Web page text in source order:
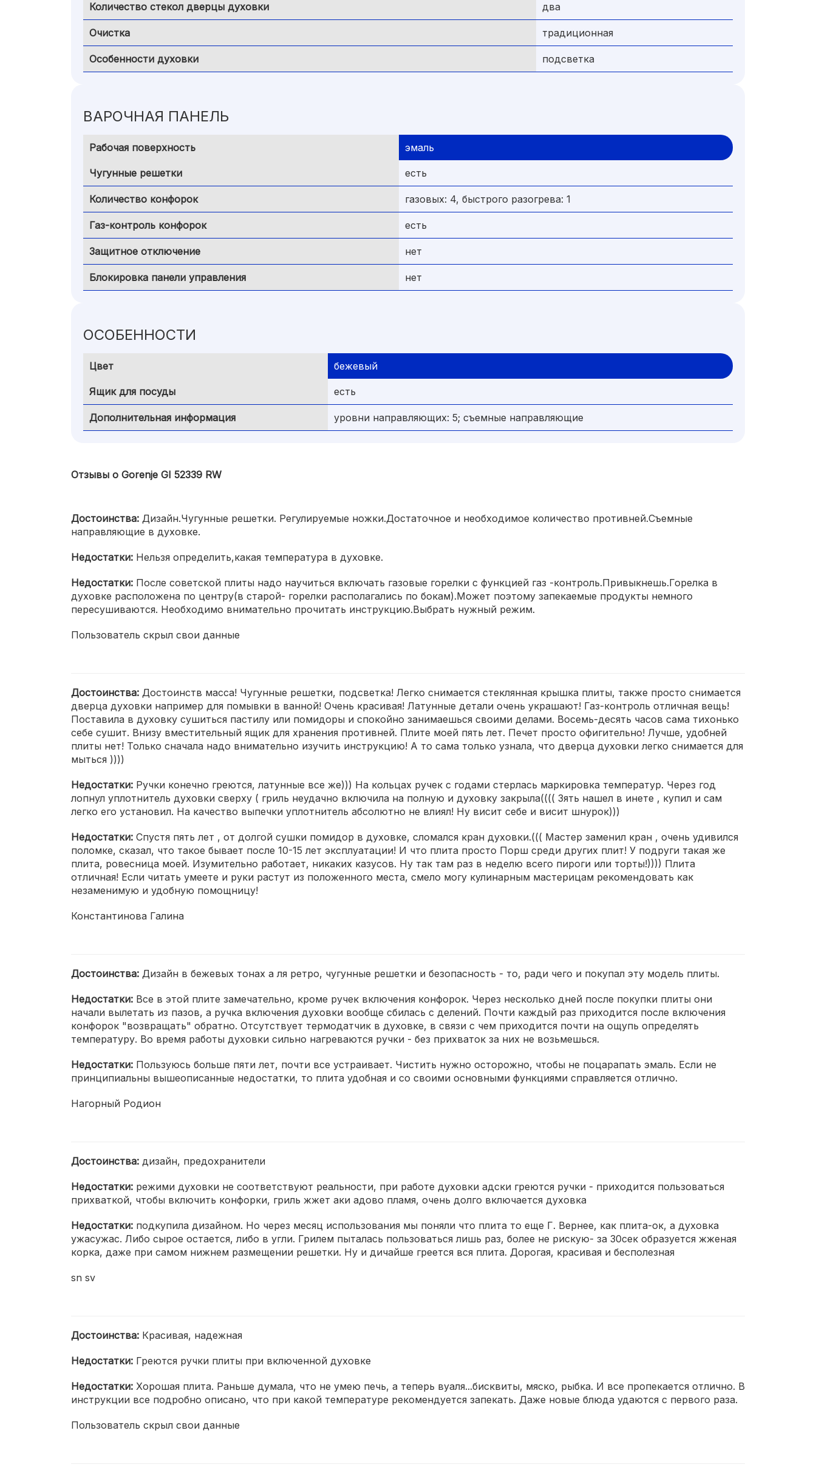
Количество стекол дверцы духовки два
Очистка традиционная
Особенности духовки подсветка
ВАРОЧНАЯ ПАНЕЛЬ
Рабочая поверхность эмаль
Чугунные решетки есть
Количество конфорок газовых: 4, быстрого разогрева: 1
Газ-контроль конфорок есть
Защитное отключение нет
Блокировка панели управления нет
ОСОБЕННОСТИ
Цвет бежевый
Ящик для посуды есть
Дополнительная информация уровни направляющих: 5; съемные направляющие
Отзывы о Gorenje GI 52339 RW
Достоинства: Дизайн.Чугунные решетки. Регулируемые ножки.Достаточное и необходимое количество противней.Съемные
направляющие в духовке.
Недостатки: Нельзя определить,какая температура в духовке.
Недостатки: После советской плиты надо научиться включать газовые горелки с функцией газ -контроль.Привыкнешь.Горелка в
духовке расположена по центру(в старой- горелки располагались по бокам).Может поэтому запекаемые продукты немного
пересушиваются. Необходимо внимательно прочитать инструкцию.Выбрать нужный режим.
Пользователь скрыл свои данные
Достоинства: Достоинств масса! Чугунные решетки, подсветка! Легко снимается стеклянная крышка плиты, также просто снимается
дверца духовки например для помывки в ванной! Очень красивая! Латунные детали очень украшают! Газ-контроль отличная вещь!
Поставила в духовку сушиться пастилу или помидоры и спокойно занимаешься своими делами. Восемь-десять часов сама тихонько
себе сушит. Внизу вместительный ящик для хранения противней. Плите моей пять лет. Печет просто офигительно! Лучше, удобней
плиты нет! Только сначала надо внимательно изучить инструкцию! А то сама только узнала, что дверца духовки легко снимается для
мыться ))))
Недостатки: Ручки конечно греются, латунные все же))) На кольцах ручек с годами стерлась маркировка температур. Через год
лопнул уплотнитель духовки сверху ( гриль неудачно включила на полную и духовку закрыла(((( Зять нашел в инете , купил и сам
легко его установил. На качество выпечки уплотнитель абсолютно не влиял! Ну висит себе и висит шнурок)))
Недостатки: Спустя пять лет , от долгой сушки помидор в духовке, сломался кран духовки.((( Мастер заменил кран , очень удивился
поломке, сказал, что такое бывает после 10-15 лет эксплуатации! И что плита просто Порш среди других плит! У подруги такая же
плита, ровесница моей. Изумительно работает, никаких казусов. Ну так там раз в неделю всего пироги или торты!)))) Плита
отличная! Если читать умеете и руки растут из положенного места, смело могу кулинарным мастерицам рекомендовать как
незаменимую и удобную помощницу!
Константинова Галина
Достоинства: Дизайн в бежевых тонах а ля ретро, чугунные решетки и безопасность - то, ради чего и покупал эту модель плиты.
Недостатки: Все в этой плите замечательно, кроме ручек включения конфорок. Через несколько дней после покупки плиты они
начали вылетать из пазов, а ручка включения духовки вообще сбилась с делений. Почти каждый раз приходится после включения
конфорок "возвращать" обратно. Отсутствует термодатчик в духовке, в связи с чем приходится почти на ощупь определять
температуру. Во время работы духовки сильно нагреваются ручки - без прихваток за них не возьмешься.
Недостатки: Пользуюсь больше пяти лет, почти все устраивает. Чистить нужно осторожно, чтобы не поцарапать эмаль. Если не
принципиальны вышеописанные недостатки, то плита удобная и со своими основными функциями справляется отлично.
Нагорный Родион
Достоинства: дизайн, предохранители
Недостатки: режими духовки не соответствуют реальности, при работе духовки адски греются ручки - приходится пользоваться
прихваткой, чтобы включить конфорки, гриль жжет аки адово пламя, очень долго включается духовка
Недостатки: подкупила дизайном. Но через месяц использования мы поняли что плита то еще Г. Вернее, как плита-ок, а духовка
ужасужас. Либо сырое остается, либо в угли. Грилем пыталась пользоваться лишь раз, более не рискую- за 30сек образуется жженая
корка, даже при самом нижнем размещении решетки. Ну и дичайше греется вся плита. Дорогая, красивая и бесполезная
sn sv
Достоинства: Красивая, надежная
Недостатки: Греются ручки плиты при включенной духовке
Недостатки: Хорошая плита. Раньше думала, что не умею печь, а теперь вуаля...бисквиты, мяско, рыбка. И все пропекается отлично. В
инструкции все подробно описано, что при какой температуре рекомендуется запекать. Даже новые блюда удаются с первого раза.
Пользователь скрыл свои данные